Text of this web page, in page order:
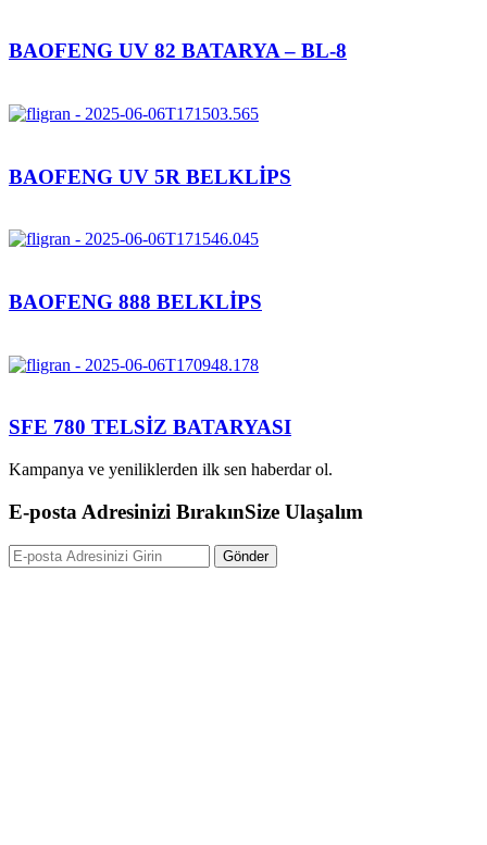
BAOFENG UV 82 BATARYA – BL-8
BAOFENG UV 5R BELKLİPS
BAOFENG 888 BELKLİPS
SFE 780 TELSİZ BATARYASI
Kampanya ve yeniliklerden ilk sen haberdar ol.
E-posta Adresinizi BırakınSize Ulaşalım